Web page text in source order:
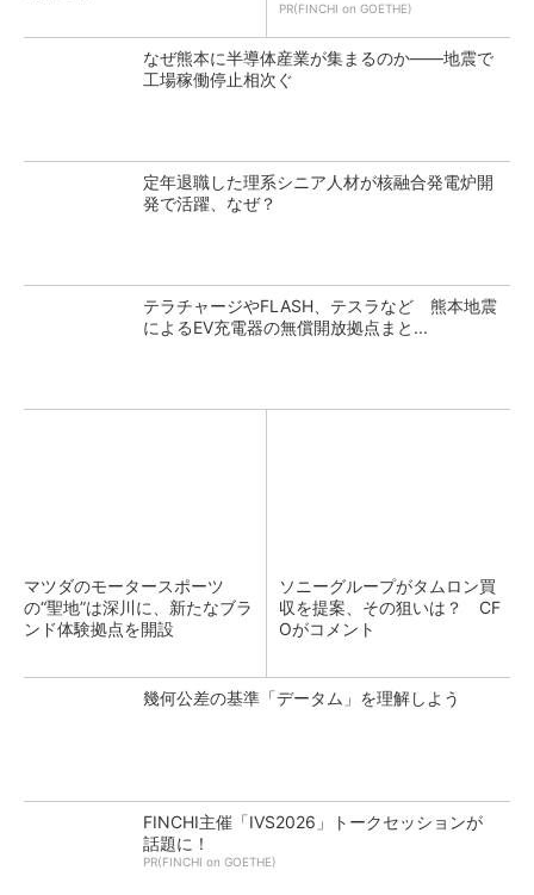
PR(FINCHI on GOETHE)
なぜ熊本に半導体産業が集まるのか――地震で
工場稼働停止相次ぐ
定年退職した理系シニア人材が核融合発電炉開
発で活躍、なぜ？
テラチャージやFLASH、テスラなど 熊本地震
によるEV充電器の無償開放拠点まと...
マツダのモータースポーツ
の“聖地”は深川に、新たなブラ
ンド体験拠点を開設
ソニーグループがタムロン買
収を提案、その狙いは？ CF
Oがコメント
幾何公差の基準「データム」を理解しよう
FINCHI主催「IVS2026」トークセッションが
話題に！
PR(FINCHI on GOETHE)